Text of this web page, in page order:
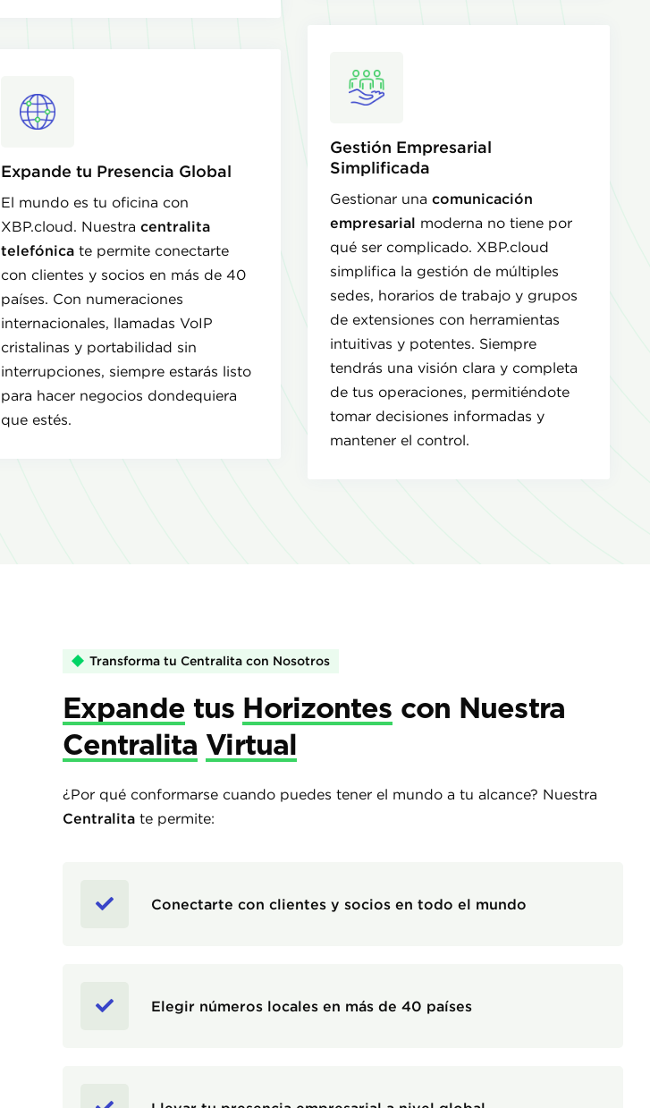
Expande tu Presencia Global
El mundo es tu oficina con
XBP.cloud. Nuestra centralita
telefónicate permite conectarte
con clientes y socios en más de 40
países. Con numeraciones
internacionales, llamadas VoIP
cristalinas y portabilidad sin
interrupciones, siempre estarás listo
para hacer negocios dondequiera
que estés.
Gestión Empresarial
Simplificada
Gestionar una comunicación
empresarial moderna no tiene por
qué ser complicado. XBP.cloud
simplifica la gestión de múltiples
sedes, horarios de trabajo y grupos
de extensiones con herramientas
intuitivas y potentes. Siempre
tendrás una visión clara y completa
de tus operaciones, permitiéndote
tomar decisiones informadas y
mantener el control.
Transforma tu Centralita con Nosotros
Expandetus Horizontes con Nuestra
Centralita Virtual
¿Por qué conformarse cuando puedes tener el mundo a tu alcance? Nuestra
Centralita te permite:
Conectarte con clientes y socios en todo el mundo
Elegir números locales en más de 40 países